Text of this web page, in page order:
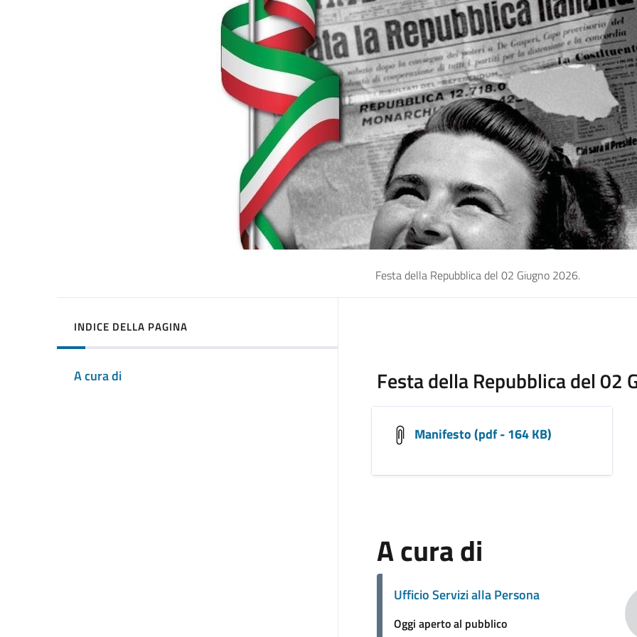
Festa della Repubblica del 02 Giugno 2026.
INDICE DELLA PAGINA
A cura di Festa della Repubblica del 02
Manifesto (pdf - 164 KB)
A cura di
Ufficio Servizi alla Persona
Oggi aperto al pubblico